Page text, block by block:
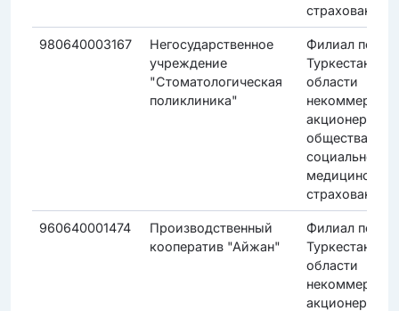
страхования"
980640003167
Негосударственное
учреждение
"Стоматологическая
поликлиника"
Филиал по
области
акционерного
общества
социального
медицинского
страхования"
960640001474
Производственный
кооператив "Айжан"
Филиал по
области
акционерного